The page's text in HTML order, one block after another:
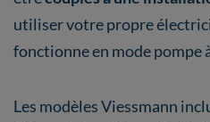
utiliser votre propre
fonctionne en mode pompe
Les modèles Viessmann